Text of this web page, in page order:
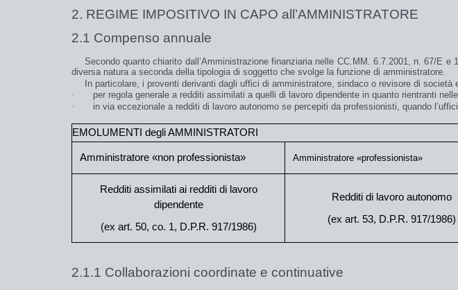
2. REGIME IMPOSITIVO IN CAPO all’AMMINISTRATORE
2.1 Compenso annuale
Secondo quanto chiarito dall’Amministrazione finanziaria nelle CC.MM. 6.7.2001, n. 67/E
diversa natura a seconda della tipologia di soggetto che svolge la funzione di amministratore.
In particolare, i proventi derivanti dagli uffici di amministratore, sindaco o revisore di società
·
per regola generale a redditi assimilati a quelli di lavoro dipendente in quanto rientranti
·
in via eccezionale a redditi di lavoro autonomo se percepiti da professionisti, quando
EMOLUMENTI degli AMMINISTRATORI
Amministratore «non professionista» Amministratore «professionista»
Redditi assimilati ai redditi di lavoro
dipendente
(ex art. 50, co. 1, D.P.R. 917/1986)
Redditi di lavoro autonomo
(ex art. 53, D.P.R. 917/1986)
2.1.1 Collaborazioni coordinate e continuative